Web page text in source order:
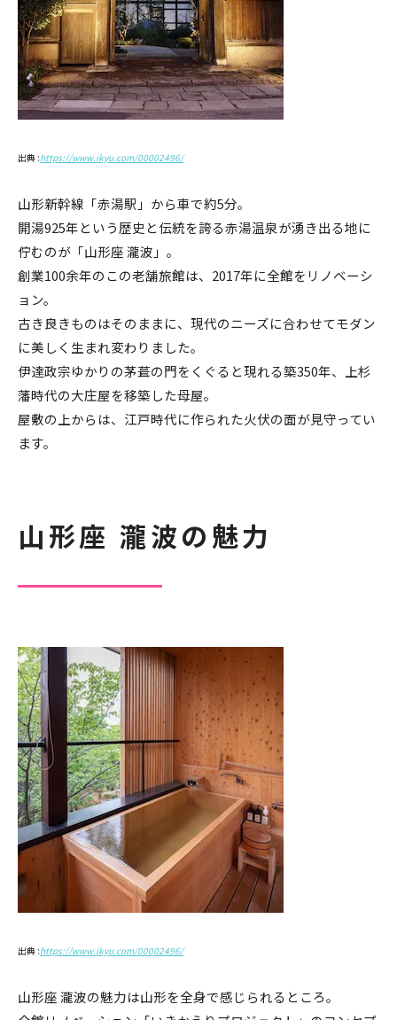
出典 :https://www.ikyu.com/00002496/
山形新幹線「赤湯駅」から車で約5分。
開湯925年という歴史と伝統を誇る赤湯温泉が湧き出る地に
佇むのが「山形座 瀧波」。
創業100余年のこの老舗旅館は、2017年に全館をリノベーシ
ョン。
古き良きものはそのままに、現代のニーズに合わせてモダン
に美しく生まれ変わりました。
伊達政宗ゆかりの茅葺の門をくぐると現れる築350年、上杉
藩時代の大庄屋を移築した母屋。
屋敷の上からは、江戸時代に作られた火伏の面が見守ってい
ます。
山形座 瀧波の魅力
出典 :https://www.ikyu.com/00002496/
山形座 瀧波の魅力は山形を全身で感じられるところ。